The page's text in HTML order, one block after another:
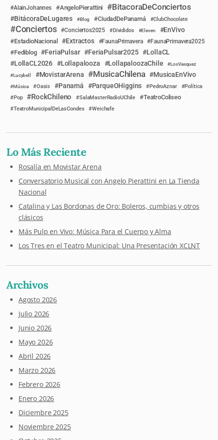
AlainJohannes AngeloPierattini BitacoraDeConciertos
BitácoraDeLugares Blog CiudadDePanamá ClubChocolate
Conciertos Conciertos2025 Divididos Eleven EnVivo
EstadioNacional Extractos FaunaPrimavera FaunaPrimavera2025
Fediblog FeriaPulsar FeriaPulsar2025
LollaCL
LollaCL2026
Lollapalooza LollapaloozaChile
LosVasquez
Lucybell
MovistarArena MusicaChilena MusicaEnVivo
Música Oasis Panamá ParqueOHiggins PedroAznar
Política
Pop
RockChileno SalaMasterRadioUChile TeatroColiseo
TeatroMunicipalDeLasCondes Weichafe
Lo Más Reciente
Rosalía en Movistar Arena
Conversatorio Musical con Angelo Pierattini en La Tienda
Nacional
Catalina y Las Bordonas de Oro: Boleros, cumbias y otros
clásicos
Más Pulp en Vivo: Música Para el Cuerpo y Alma
Los Tres en el Teatro Municipal: Una Presentación XCLNT
Archivos
Agosto 2026
Julio 2026
Junio 2026
Mayo 2026
Abril 2026
Marzo 2026
Febrero 2026
Enero 2026
Diciembre 2025
Noviembre 2025